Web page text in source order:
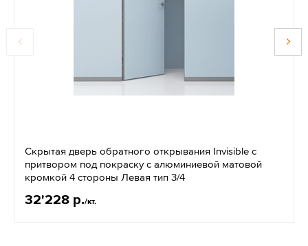
Скрытая дверь обратного открывания Invisible с
притвором под покраску с алюминиевой матовой
кромкой 4 стороны Левая тип 3/4
32'228 р./кт.